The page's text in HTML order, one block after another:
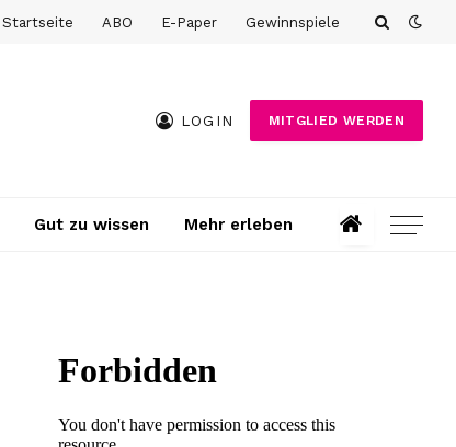
Startseite ABO E-Paper Gewinnspiele
LOGIN MITGLIED WERDEN
Gut zu wissen Mehr erleben